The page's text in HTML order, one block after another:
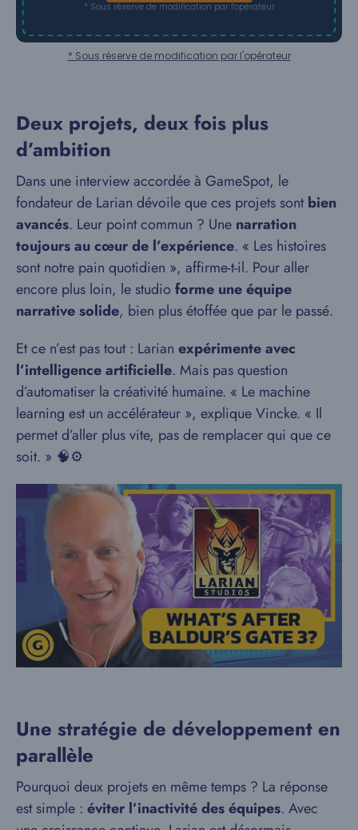
* Sous réserve de modification par l'opérateur
* Sous réserve de modification par l'opérateur
Deux projets, deux fois plus
d’ambition
Dans une interview accordée à GameSpot, le
fondateur de Larian dévoile que ces projets sontbien
avancés. Leur point commun ? Une narration
toujours au cœur de l’expérience. « Les histoires
sont notre pain quotidien », affirme-t-il. Pour aller
encore plus loin, le studio forme une équipe
narrative solide, bien plus étoffée que par le passé.
Et ce n’est pas tout : Larian expérimente avec
l’intelligence artificielle. Mais pas question
d’automatiser la créativité humaine. « Le machine
learning est un accélérateur », explique Vincke. « Il
permet d’aller plus vite, pas de remplacer qui que ce
soit. » 🧠⚙️
Une stratégie de développement en
parallèle
Pourquoi deux projets en même temps ? La réponse
est simple : éviter l’inactivité des équipes. Avec